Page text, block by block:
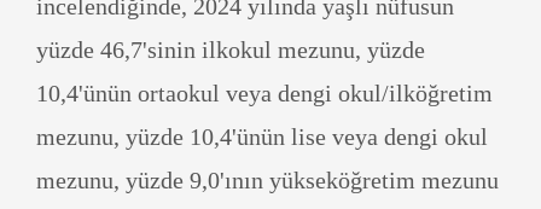
incelendiğinde, 2024 yılında yaşlı nüfusun
yüzde 46,7'sinin ilkokul mezunu, yüzde
10,4'ünün ortaokul veya dengi okul/ilköğretim
mezunu, yüzde 10,4'ünün lise veya dengi okul
mezunu, yüzde 9,0'ının yükseköğretim mezunu